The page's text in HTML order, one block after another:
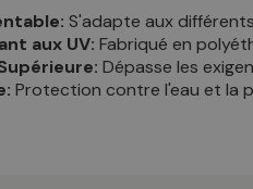
S'adapte aux
aux UV: Fabriqué en
Dépasse les
Protection contre l'eau et la